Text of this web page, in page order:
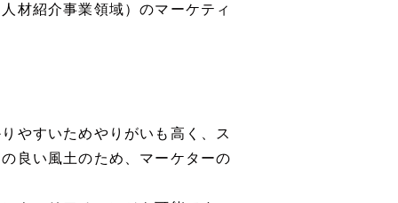
材紹介事業領域）のマーケティ
やすいためやりがいも高く、ス
良い風土のため、マーケターの